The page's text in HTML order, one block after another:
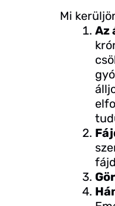
Mi
Az